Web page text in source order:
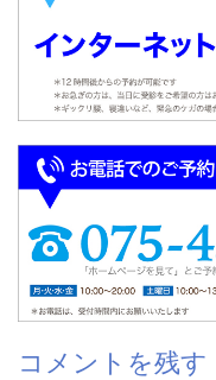
コメントを残す